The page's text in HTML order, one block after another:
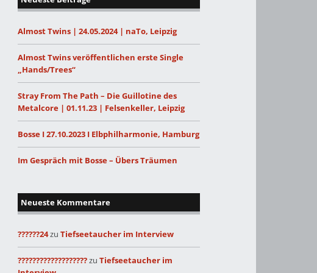
Almost Twins | 24.05.2024 | naTo, Leipzig
Almost Twins veröffentlichen erste Single
„Hands/Trees“
Stray From The Path – Die Guillotine des
Metalcore | 01.11.23 | Felsenkeller, Leipzig
Bosse I 27.10.2023 I Elbphilharmonie, Hamburg
Im Gespräch mit Bosse – Übers Träumen
Neueste Kommentare
??????24zuTiefseetaucher im Interview
???????????????????zuTiefseetaucher im